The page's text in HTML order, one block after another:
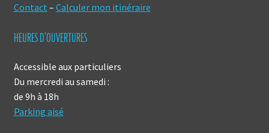
Contact – Calculer mon itinéraire
HEURES D’OUVERTURES
Accessible aux particuliers
Du mercredi au samedi :
de 9h à 18h
Parking aisé